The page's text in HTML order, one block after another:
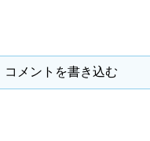
コメントを書き込む